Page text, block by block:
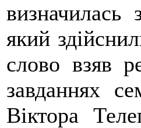
визначилась
який
слово взяв
завданнях
Віктора